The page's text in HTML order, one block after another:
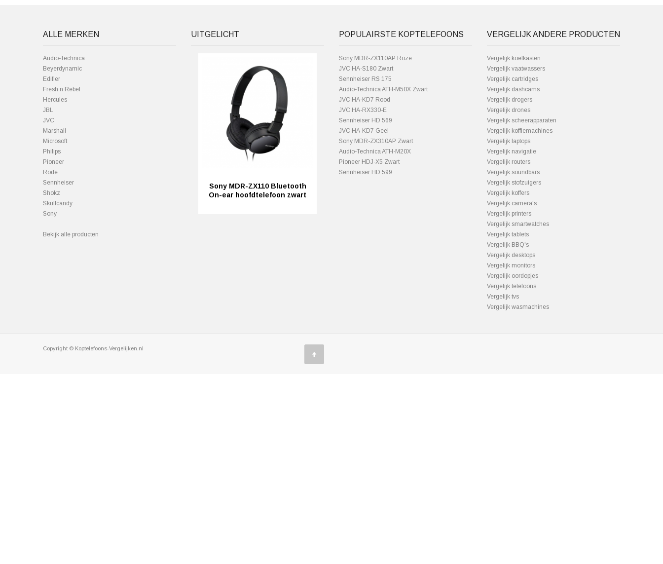
ALLE MERKEN
Audio-Technica
Beyerdynamic
Edifier
Fresh n Rebel
Hercules
JBL
JVC
Marshall
Microsoft
Philips
Pioneer
Rode
Sennheiser
Shokz
Skullcandy
Sony
Bekijk alle producten
UITGELICHT
Sony MDR-ZX110 Bluetooth
On-ear hoofdtelefoon zwart
POPULAIRSTE KOPTELEFOONS
Sony MDR-ZX110AP Roze
JVC HA-S180 Zwart
Sennheiser RS 175
Audio-Technica ATH-M50X Zwart
JVC HA-KD7 Rood
JVC HA-RX330-E
Sennheiser HD 569
JVC HA-KD7 Geel
Sony MDR-ZX310AP Zwart
Audio-Technica ATH-M20X
Pioneer HDJ-X5 Zwart
Sennheiser HD 599
VERGELIJK ANDERE PRODUCTEN
Vergelijk koelkasten
Vergelijk vaatwassers
Vergelijk cartridges
Vergelijk dashcams
Vergelijk drogers
Vergelijk drones
Vergelijk scheerapparaten
Vergelijk koffiemachines
Vergelijk laptops
Vergelijk navigatie
Vergelijk routers
Vergelijk soundbars
Vergelijk stofzuigers
Vergelijk koffers
Vergelijk camera's
Vergelijk printers
Vergelijk smartwatches
Vergelijk tablets
Vergelijk BBQ's
Vergelijk desktops
Vergelijk monitors
Vergelijk oordopjes
Vergelijk telefoons
Vergelijk tvs
Vergelijk wasmachines
Copyright © Koptelefoons-Vergelijken.nl